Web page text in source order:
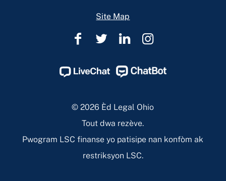
Site Map
Èd
Ohio
Page
Èd
Ohio
Page
Èd
Ohio
Page
Èd
Ohio
Page
© 2026 Èd Legal Ohio
Tout dwa rezève.
Pwogram LSC finanse yo patisipe nan konfòm ak
restriksyon LSC.